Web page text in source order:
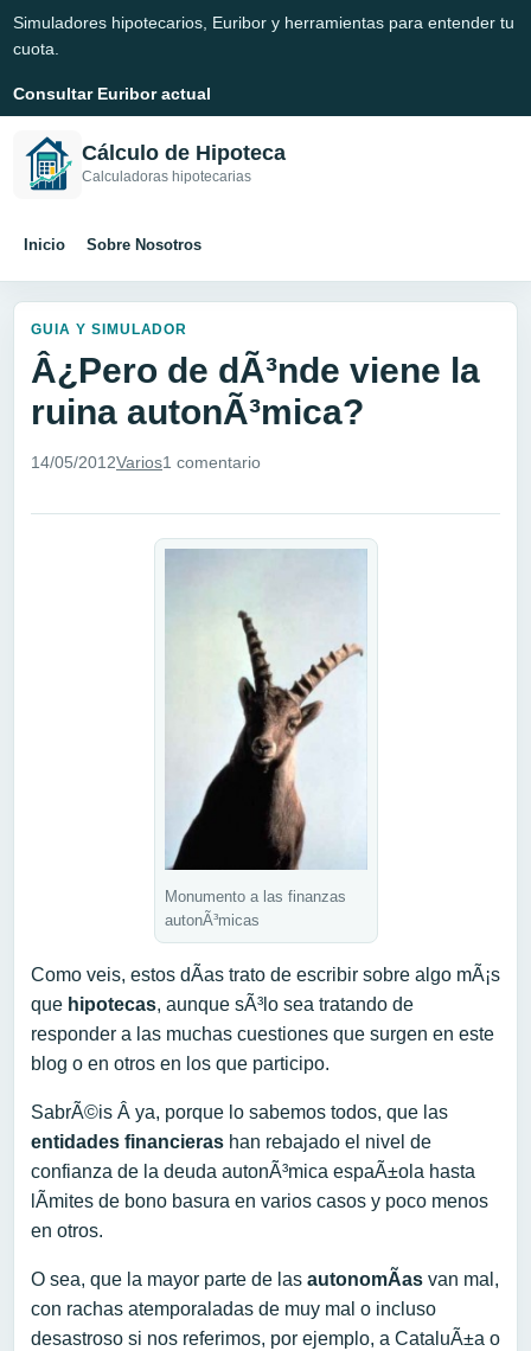
Simuladores hipotecarios, Euribor y herramientas para entender tu
cuota.
Consultar Euribor actual
Cálculo de Hipoteca
Calculadoras hipotecarias
Inicio Sobre Nosotros
GUIA Y SIMULADOR
Â¿Pero de dÃ³nde viene la
ruina autonÃ³mica?
14/05/2012Varios1 comentario
Monumento a las finanzas
autonÃ³micas
Como veis, estos dÃ­as trato de escribir sobre algo mÃ¡s
que hipotecas, aunque sÃ³lo sea tratando de
responder a las muchas cuestiones que surgen en este
blog o en otros en los que participo.
SabrÃ©is Â ya, porque lo sabemos todos, que las
entidades financieras han rebajado el nivel de
confianza de la deuda autonÃ³mica espaÃ±ola hasta
lÃ­mites de bono basura en varios casos y poco menos
en otros.
O sea, que la mayor parte de las autonomÃ­as van mal,
con rachas atemporaladas de muy mal o incluso
desastroso si nos referimos, por ejemplo, a CataluÃ±a o